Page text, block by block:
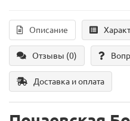
Описание
Отзывы (0)
Доставка и оплата